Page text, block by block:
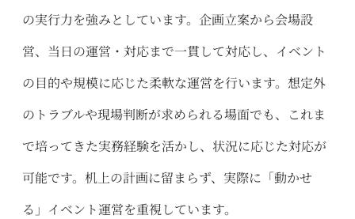
の実行力を強みとしています。企画立案から会場設
営、当日の運営・対応まで一貫して対応し、イベント
の目的や規模に応じた柔軟な運営を行います。想定外
のトラブルや現場判断が求められる場面でも、これま
で培ってきた実務経験を活かし、状況に応じた対応が
可能です。机上の計画に留まらず、実際に「動かせ
る」イベント運営を重視しています。